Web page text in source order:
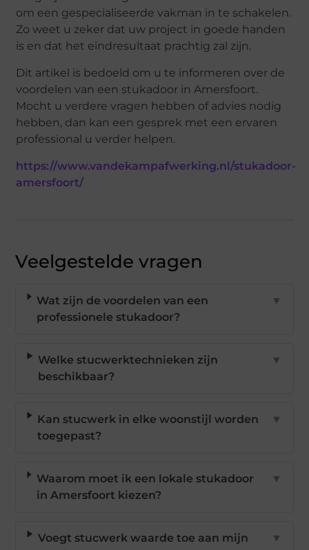
om een gespecialiseerde vakman in te schakelen.
Zo weet u zeker dat uw project in goede handen
is en dat het eindresultaat prachtig zal zijn.
Dit artikel is bedoeld om u te informeren over de
voordelen van een stukadoor in Amersfoort.
Mocht u verdere vragen hebben of advies nodig
hebben, dan kan een gesprek met een ervaren
professional u verder helpen.
https://www.vandekampafwerking.nl/stukadoor-
amersfoort/
Veelgestelde vragen
Wat zijn de voordelen van een
professionele stukadoor?
▼
Welke stucwerktechnieken zijn
beschikbaar?
▼
Kan stucwerk in elke woonstijl worden
toegepast?
▼
Waarom moet ik een lokale stukadoor
in Amersfoort kiezen?
▼
Voegt stucwerk waarde toe aan mijn
▼